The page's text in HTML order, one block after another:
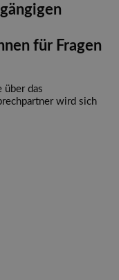
für Fragen
über das
wird sich